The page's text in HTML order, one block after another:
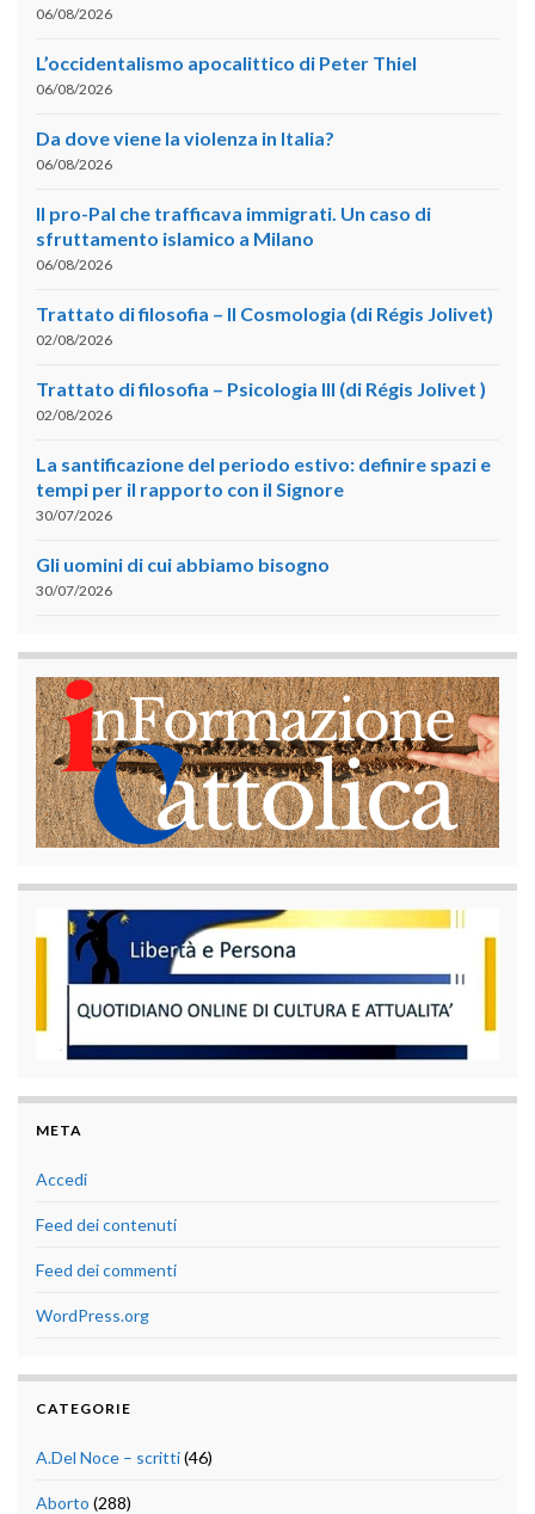
06/08/2026
L’occidentalismo apocalittico di Peter Thiel
06/08/2026
Da dove viene la violenza in Italia?
06/08/2026
Il pro-Pal che trafficava immigrati. Un caso di
sfruttamento islamico a Milano
06/08/2026
Trattato di filosofia – II Cosmologia (di Régis Jolivet)
02/08/2026
Trattato di filosofia – Psicologia III (di Régis Jolivet )
02/08/2026
La santificazione del periodo estivo: definire spazi e
tempi per il rapporto con il Signore
30/07/2026
Gli uomini di cui abbiamo bisogno
30/07/2026
META
Accedi
Feed dei contenuti
Feed dei commenti
WordPress.org
CATEGORIE
A.Del Noce – scritti(46)
Aborto (288)